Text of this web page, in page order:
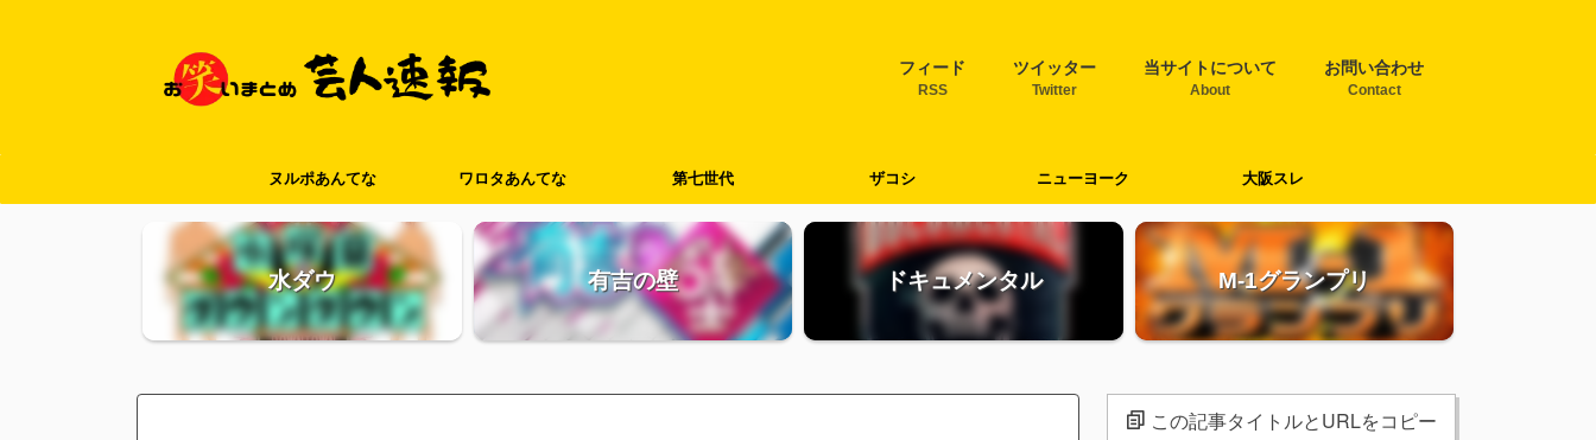
フィード
RSS
ツイッター
Twitter
当サイトについて
About
お問い合わせ
Contact
ヌルポあんてな ワロタあんてな 第七世代 ザコシ ニューヨーク 大阪スレ
水ダウ 有吉の壁 ドキュメンタル M-1グランプリ
この記事タイトルとURLをコピー